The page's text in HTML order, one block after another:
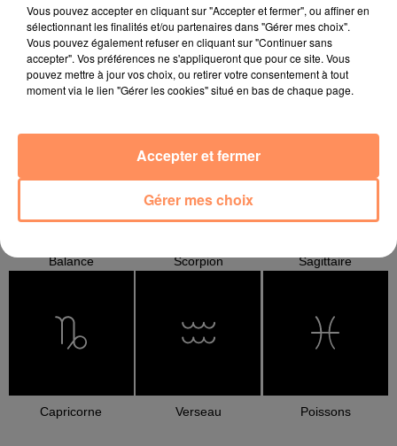
Balance Scorpion Sagittaire
Capricorne Verseau Poissons
Vous pouvez accepter en cliquant sur "Accepter et fermer", ou affiner en
sélectionnant les finalités et/ou partenaires dans "Gérer mes choix".
Vous pouvez également refuser en cliquant sur "Continuer sans
accepter". Vos préférences ne s'appliqueront que pour ce site. Vous
pouvez mettre à jour vos choix, ou retirer votre consentement à tout
moment via le lien "Gérer les cookies" situé en bas de chaque page.
Gérer mes choix
Accepter et fermer